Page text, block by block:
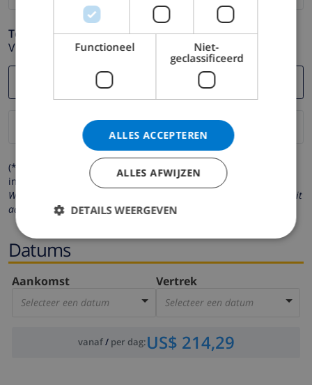
Telefoonnummer *
Voor het geval dat uw e-mail adres niet correct werkt.
(* de velden met een sterretje moeten verplicht worden
ingevuld )
Wij respecteren uw privacy. Uw persoonlijke gegevens worden nooit
aan derden verstrekt.
Datums
Aankomst
Selecteer een datum
Vertrek
Selecteer een datum
vanaf/ per dag:US$ 214,29
NORWEGIAN
Functioneel
Niet-
geclassificeerd
ALLES ACCEPTEREN
ALLES AFWIJZEN
DETAILS WEERGEVEN